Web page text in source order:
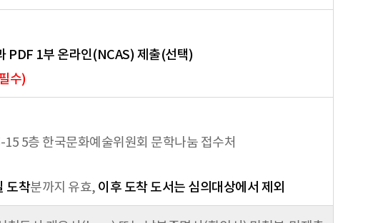
PDF 1부 온라인(NCAS) 제출(선택)
수)
5층 한국문화예술위원회 문학나눔 접수처
도착분까지 유효, 이후 도착 도서는 심의대상에서 제외